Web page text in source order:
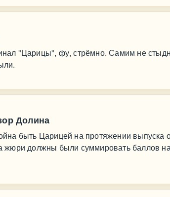
"Царицы", фу, стрёмно. Самим не
Долина
быть Царицей на протяжении выпуска
жюри должны были суммировать баллов